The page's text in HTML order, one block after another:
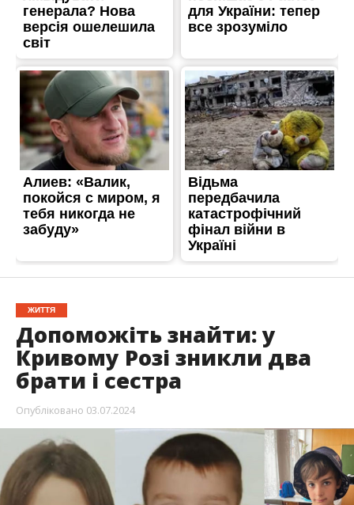
ЖИТТЯ
Допоможіть знайти: у
Кривому Розі зникли два
брати і сестра
Опубліковано 03.07.2024